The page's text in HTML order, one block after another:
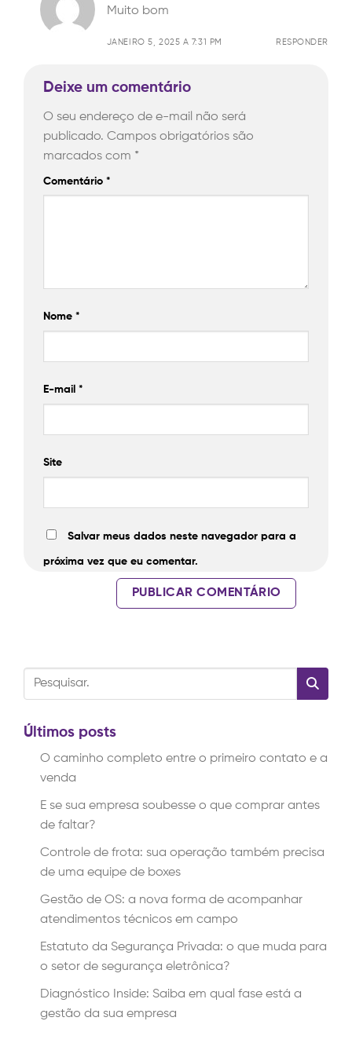
Muito bom
JANEIRO 5, 2025 A 7:31 PM RESPONDER
Deixe um comentário
O seu endereço de e-mail não será
publicado. Campos obrigatórios são
marcados com *
Comentário *
Nome *
E-mail *
Site
Salvar meus dados neste navegador para a
próxima vez que eu comentar.
Últimos posts
O caminho completo entre o primeiro contato e a
venda
E se sua empresa soubesse o que comprar antes
de faltar?
Controle de frota: sua operação também precisa
de uma equipe de boxes
Gestão de OS: a nova forma de acompanhar
atendimentos técnicos em campo
Estatuto da Segurança Privada: o que muda para
o setor de segurança eletrônica?
Diagnóstico Inside: Saiba em qual fase está a
gestão da sua empresa